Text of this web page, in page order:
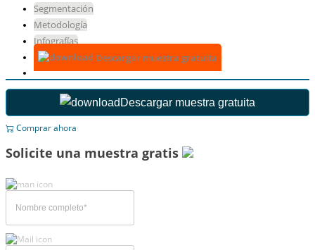
Segmentación
Metodología
Infografías
Descargar muestra gratuita
Descargar muestra gratuita
Comprar ahora
Solicite una muestra gratis